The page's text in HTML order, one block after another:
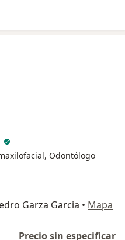
Odontólogo
Garza Garcia • Mapa
Precio sin especificar